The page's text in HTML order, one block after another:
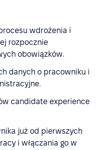
wdrożenia i
rozpocznie
obowiązków.
danych o pracowniku i
candidate experience
już od pierwszych
i włączania go w